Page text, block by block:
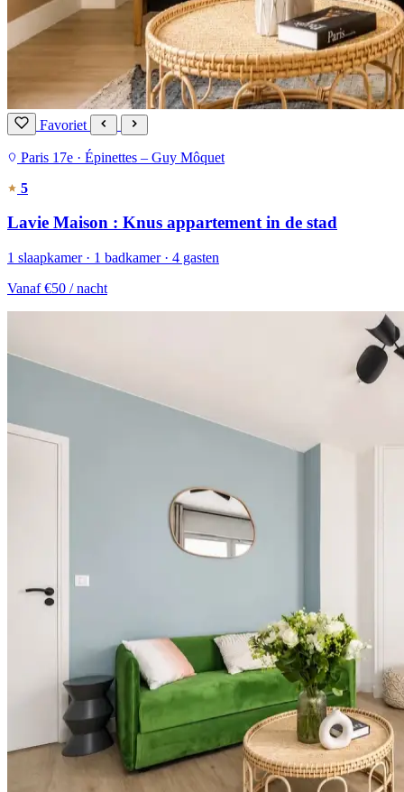
Favoriet
Paris 17e · Épinettes – Guy Môquet
5
Lavie Maison : Knus appartement in de stad
1 slaapkamer · 1 badkamer · 4 gasten
Vanaf €50 / nacht